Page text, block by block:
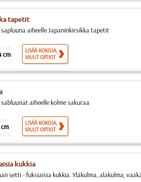
tapetit
aiheelle Japaninkirsikka tapetit
cm
LISÄÄ KOKOJA,
MUUT OPTIOT
aiheelle kolme sakuraa
LISÄÄ KOKOJA,
MUUT OPTIOT
kukkia
setti - fuksiaisia kukkia. Yläkulma, alakulma,